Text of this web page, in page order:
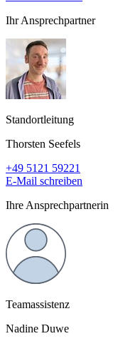
Ihr Ansprechpartner
Standortleitung
Thorsten Seefels
+49 5121 59221
E-Mail schreiben
Ihre Ansprechpartnerin
Teamassistenz
Nadine Duwe